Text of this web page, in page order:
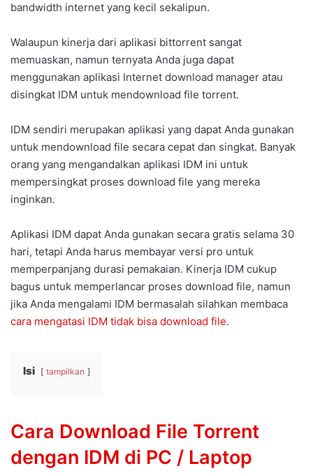
bandwidth internet yang kecil sekalipun.
Walaupun kinerja dari aplikasi bittorrent sangat
memuaskan, namun ternyata Anda juga dapat
menggunakan aplikasi Internet download manager atau
disingkat IDM untuk mendownload file torrent.
IDM sendiri merupakan aplikasi yang dapat Anda gunakan
untuk mendownload file secara cepat dan singkat. Banyak
orang yang mengandalkan aplikasi IDM ini untuk
mempersingkat proses download file yang mereka
inginkan.
Aplikasi IDM dapat Anda gunakan secara gratis selama 30
hari, tetapi Anda harus membayar versi pro untuk
memperpanjang durasi pemakaian. Kinerja IDM cukup
bagus untuk memperlancar proses download file, namun
jika Anda mengalami IDM bermasalah silahkan membaca
cara mengatasi IDM tidak bisa download file.
Isi tampilkan
Cara Download File Torrent
dengan IDM di PC / Laptop